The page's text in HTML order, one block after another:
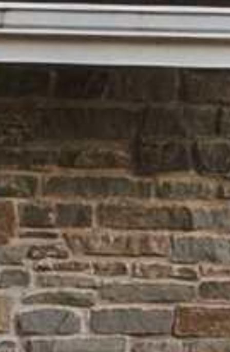













































